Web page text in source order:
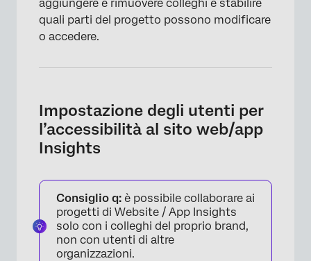
aggiungere e rimuovere colleghi e stabilire
quali parti del progetto possono modificare
o accedere.
Impostazione degli utenti per
l’accessibilità al sito web/app
Insights
Consiglio q: è possibile collaborare ai
progetti di Website / App Insights
solo con i colleghi del proprio brand,
non con utenti di altre
organizzazioni.